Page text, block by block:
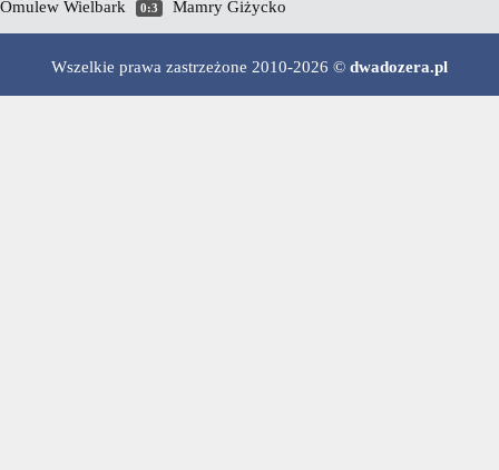
Omulew Wielbark 0:3 Mamry Giżycko
Wszelkie prawa zastrzeżone 2010-2026 © dwadozera.pl